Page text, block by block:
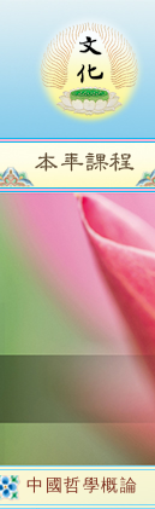
中國哲學概論